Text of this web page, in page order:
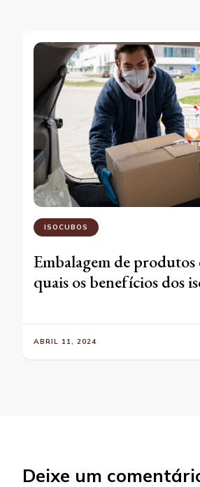
ISOCUBOS
Embalagem de produtos
quais os benefícios dos
ABRIL 11, 2024
Deixe um